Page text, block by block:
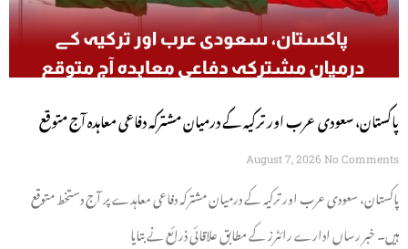
پاکستان، سعودی عرب اور ترکیہ کے درمیان مشترکہ دفاعی معاہدہ آج متوقع
August 7, 2026 No Comments
پاکستان، سعودی عرب اور ترکیہ کے درمیان مشترکہ دفاعی معاہدے پر آج دستخط متوقع
ہیں۔ خبر رساں ادارے رائٹرز کے مطابق علاقائی ذرائع نے بتایا